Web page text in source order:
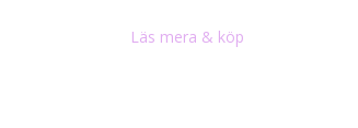
Läs mera & köp